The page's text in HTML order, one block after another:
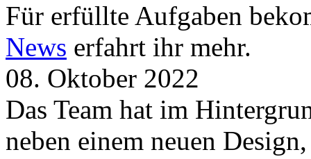
Für erfüllte Aufgaben
News erfahrt ihr mehr.
08. Oktober 2022
Das Team hat im
neben einem neuen